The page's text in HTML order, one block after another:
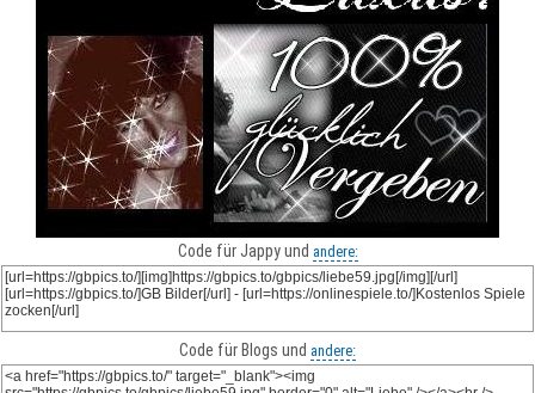
Code für Jappy und andere:
Code für Blogs und andere: